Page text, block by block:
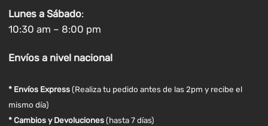
Lunes a Sábado:
10:30 am – 8:00 pm
Envíosa nivel nacional
* Envíos Express(Realiza tu pedido antes de las 2pm y recibe el
mismo día)
* Cambios y Devoluciones (hasta 7 días)